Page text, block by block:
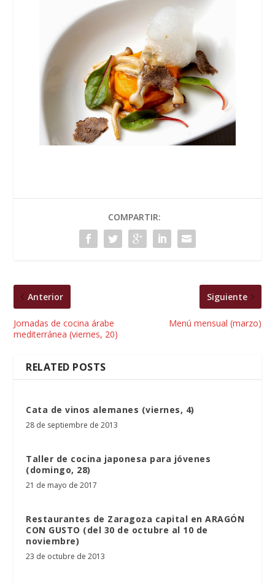
COMPARTIR:
Anterior
Jornadas de cocina árabe
mediterránea (viernes, 20)
Siguiente
Menú mensual (marzo)
RELATED POSTS
Cata de vinos alemanes (viernes, 4)
28 de septiembre de 2013
Taller de cocina japonesa para jóvenes
(domingo, 28)
21 de mayo de 2017
Restaurantes de Zaragoza capital en ARAGÓN
CON GUSTO (del 30 de octubre al 10 de
noviembre)
23 de octubre de 2013